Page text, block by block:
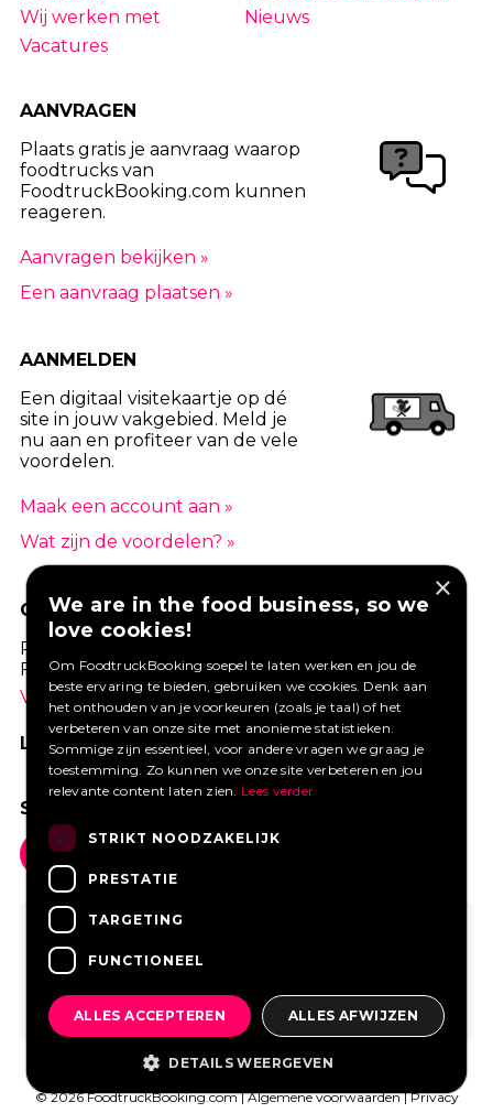
Wij werken met
Nieuws
Vacatures
AANVRAGEN
Plaats gratis je aanvraag waarop
foodtrucks van
FoodtruckBooking.com kunnen
reageren.
Aanvragen bekijken »
Een aanvraag plaatsen »
AANMELDEN
Een digitaal visitekaartje op dé
site in jouw vakgebied. Meld je
nu aan en profiteer van de vele
voordelen.
Maak een account aan »
Wat zijn de voordelen? »
GOED VERZEKERD ONDERNEMEN?
Profiteer van een aantrekkelijke premie via
Foodtruckbooking.
Vraag een offerte aan.
LIKE ONS OP FACEBOOK
SOCIAL MEDIA
© 2026 FoodtruckBooking.com |Algemene voorwaarden|Privacy
×
We are in the food business, so we
love cookies!
Om FoodtruckBooking soepel te laten werken en jou de
beste ervaring te bieden, gebruiken we cookies. Denk aan
het onthouden van je voorkeuren (zoals je taal) of het
verbeteren van onze site met anonieme statistieken.
Sommige zijn essentieel, voor andere vragen we graag je
toestemming. Zo kunnen we onze site verbeteren en jou
relevante content laten zien. Lees verder
STRIKT NOODZAKELIJK
PRESTATIE
TARGETING
FUNCTIONEEL
ALLES ACCEPTEREN ALLES AFWIJZEN
DETAILS WEERGEVEN